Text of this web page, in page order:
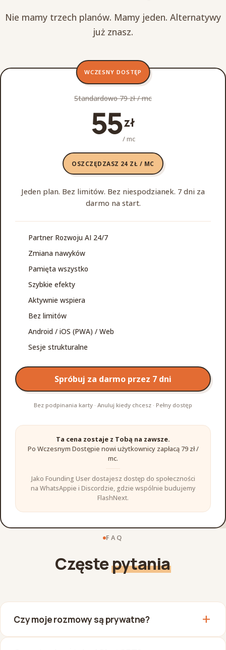
Nie mamy trzech planów. Mamy jeden. Alternatywy
już znasz.
WCZESNY DOSTĘP
Standardowo 79 zł / mc
55zł
/ mc
OSZCZĘDZASZ 24 ZŁ / MC
Jeden plan. Bez limitów. Bez niespodzianek. 7 dni za
darmo na start.
Partner Rozwoju AI 24/7
Zmiana nawyków
Pamięta wszystko
Szybkie efekty
Aktywnie wspiera
Bez limitów
Android / iOS (PWA) / Web
Sesje strukturalne
Spróbuj za darmo przez 7 dni
Bez podpinania karty · Anuluj kiedy chcesz · Pełny dostęp
Ta cena zostaje z Tobą na zawsze.
Po Wczesnym Dostępie nowi użytkownicy zapłacą 79 zł /
mc.
Jako Founding User dostajesz dostęp do społeczności
na WhatsAppie i Discordzie, gdzie wspólnie budujemy
FlashNext.
FAQ
Częstepytania
Czy moje rozmowy są prywatne? add